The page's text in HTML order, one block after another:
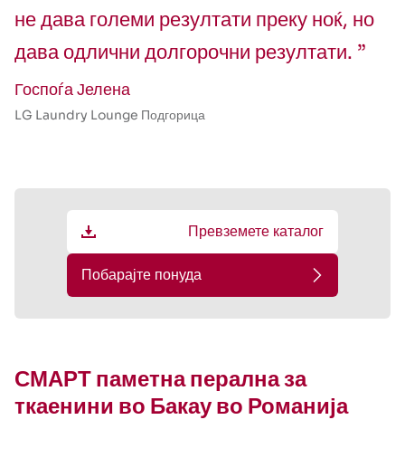
не дава големи резултати преку ноќ, но
дава одлични долгорочни резултати. ”
Госпоѓа Јелена
LG Laundry Lounge Подгорица
Превземете каталог
Побарајте понуда
СМАРТ паметна перална за
ткаенини во Бакау во Романија